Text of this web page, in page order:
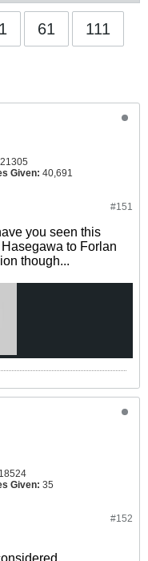
61 111
21305
Given: 40,691
#151
you seen this
to Forlan
though...
18524
Given: 35
#152